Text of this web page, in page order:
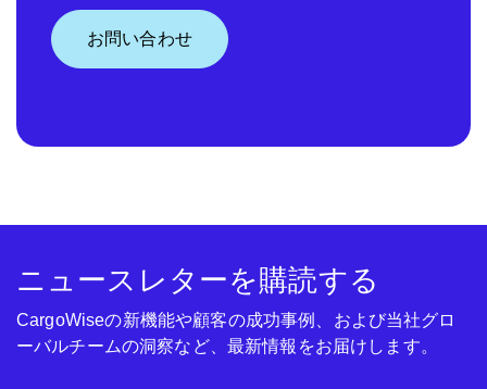
お問い合わせ
ニュースレターを購読する
CargoWiseの新機能や顧客の成功事例、および当社グロ
ーバルチームの洞察など、最新情報をお届けします。